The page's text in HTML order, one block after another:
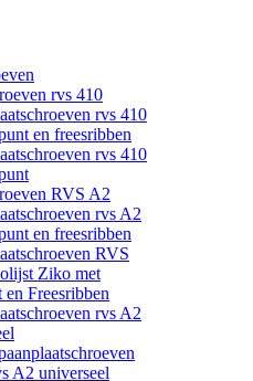
rvs 410
rvs 410
en freesribben
rvs 410
RVS A2
rvs A2
en freesribben
RVS
Ziko met
en Freesribben
rvs A2
A2 universeel